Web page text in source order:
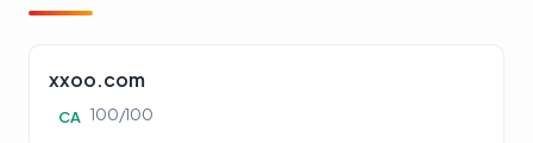
xxoo.com
CA 100/100